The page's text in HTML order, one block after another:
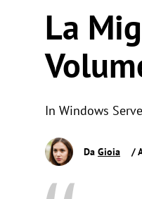
La
In Windows
Da Gioia /